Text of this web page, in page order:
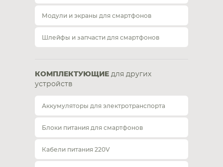
Модули и экраны для смартфонов
Шлейфы и запчасти для смартфонов
КОМПЛЕКТУЮЩИЕ для других
устройств
Аккумуляторы для электротранспорта
Блоки питания для смартфонов
Кабели питания 220V